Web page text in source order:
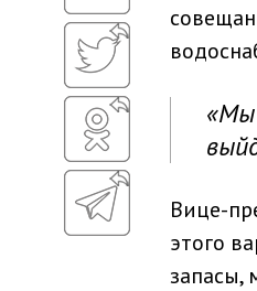
«Мы
Вице-
этого
запасы,